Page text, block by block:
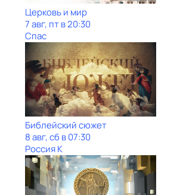
Церковь и мир
7 авг, пт в 20:30
Спас
Библейский сюжет
8 авг, сб в 07:30
Россия К